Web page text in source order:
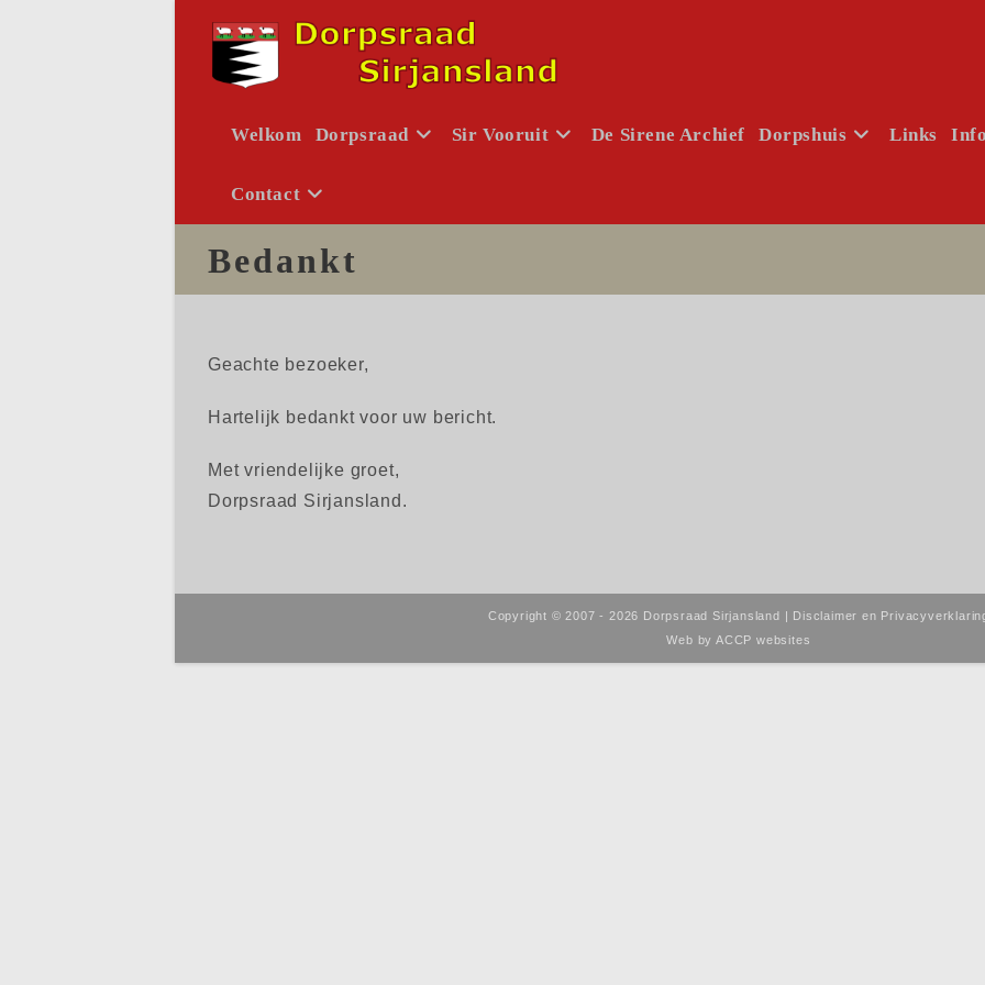
Welkom Dorpsraad Sir Vooruit De Sirene Archief Dorpshuis Links
Contact
Bedankt
Geachte bezoeker,
Hartelijk bedankt voor uw bericht.
Met vriendelijke groet,
Dorpsraad Sirjansland.
Copyright © 2007 - 2026 Dorpsraad Sirjansland | Disclaimer en
Web byACCP websites